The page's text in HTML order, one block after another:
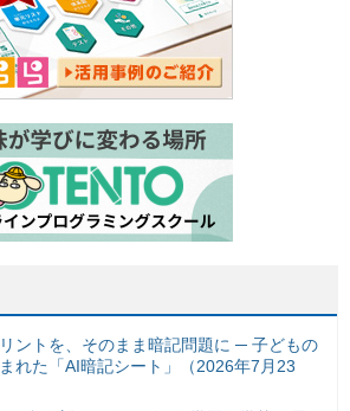
ントを、そのまま暗記問題に ─ 子どもの
れた「AI暗記シート」（2026年7月23